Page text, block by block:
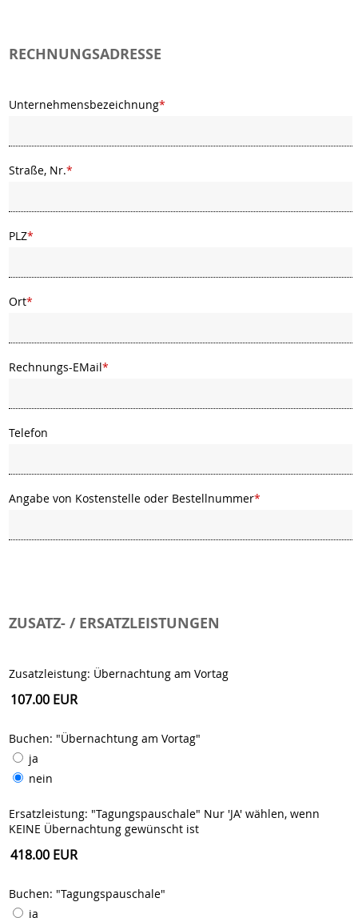
RECHNUNGSADRESSE
Unternehmensbezeichnung*
Straße, Nr.*
PLZ*
Ort*
Rechnungs-EMail*
Telefon
Angabe von Kostenstelle oder Bestellnummer*
ZUSATZ- / ERSATZLEISTUNGEN
Zusatzleistung: Übernachtung am Vortag
Buchen: "Übernachtung am Vortag"
ja
nein
Ersatzleistung: "Tagungspauschale" Nur 'JA' wählen, wenn
KEINE Übernachtung gewünscht ist
Buchen: "Tagungspauschale"
ja